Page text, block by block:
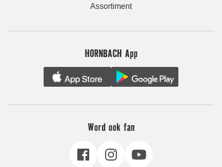
Assortiment
HORNBACH App
Word ook fan